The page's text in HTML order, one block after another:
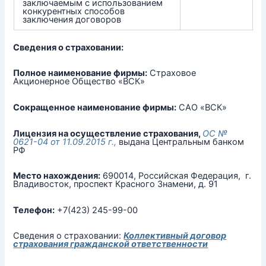
заключаемым с использованием
конкурентных способов
заключения договоров
Сведения о страховании:
Полное наименование фирмы: Страховое
Акционерное Общество «ВСК»
Сокращенное наименование фирмы: САО «ВСК»
Лицензия на осуществление страхования, ОС №
0621-04 от 11.09.2015 г., выдана Центральным банком
РФ
Место нахождения: 690014, Российская Федерация, г.
Владивосток, проспект Красного Знамени, д. 91
Телефон: +7(423) 245-99-00
Сведения о страховании:Коллективный договор
страхования гражданской ответственности